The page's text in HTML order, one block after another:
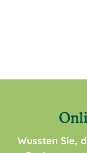
Wussten Sie,